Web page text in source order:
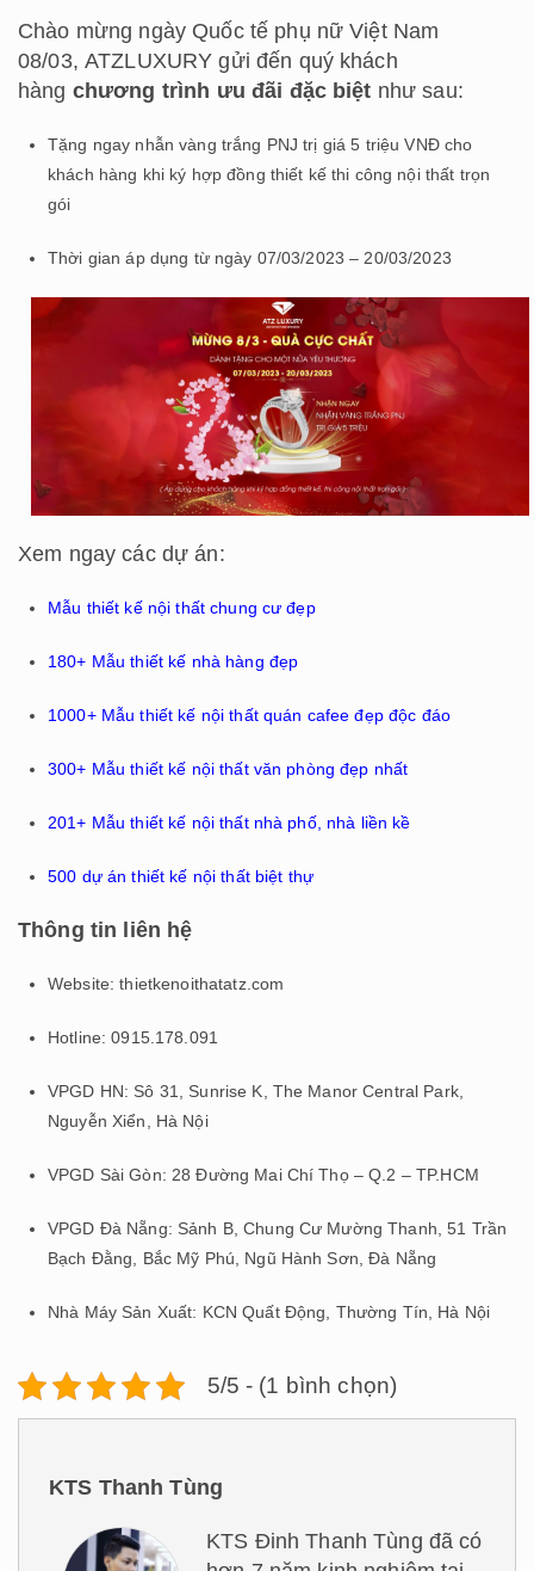
Chào mừng ngày Quốc tế phụ nữ Việt Nam
08/03, ATZLUXURY gửi đến quý khách
hàng chương trình ưu đãi đặc biệt như sau:
Tặng ngay nhẫn vàng trắng PNJ trị giá 5 triệu VNĐ cho
khách hàng khi ký hợp đồng thiết kế thi công nội thất trọn
gói
Thời gian áp dụng từ ngày 07/03/2023 – 20/03/2023
Xem ngay các dự án:
Mẫu thiết kế nội thất chung cư đẹp
180+ Mẫu thiết kế nhà hàng đẹp
1000+ Mẫu thiết kế nội thất quán cafee đẹp độc đáo
300+ Mẫu thiết kế nội thất văn phòng đẹp nhất
201+ Mẫu thiết kế nội thất nhà phố, nhà liền kề
500 dự án thiết kế nội thất biệt thự
Thông tin liên hệ
Website: thietkenoithatatz.com
Hotline: 0915.178.091
VPGD HN: Sô 31, Sunrise K, The Manor Central Park,
Nguyễn Xiển, Hà Nội
VPGD Sài Gòn: 28 Đường Mai Chí Thọ – Q.2 – TP.HCM
VPGD Đà Nẵng: Sảnh B, Chung Cư Mường Thanh, 51 Trần
Bạch Đằng, Bắc Mỹ Phú, Ngũ Hành Sơn, Đà Nẵng​
Nhà Máy Sản Xuất: KCN Quất Động, Thường Tín, Hà Nội
5/5 - (1 bình chọn)
KTS Thanh Tùng
KTS Đinh Thanh Tùng đã có